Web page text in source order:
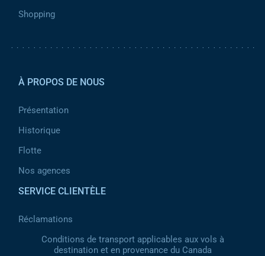
Shopping
À PROPOS DE NOUS
Présentation
Historique
Flotte
Nos agences
SERVICE CLIENTÈLE
Réclamations
Conditions de transport applicables aux vols à
destination et en provenance du Canada